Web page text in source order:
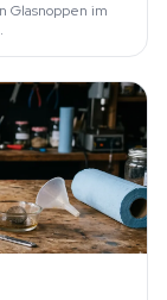
Glasnoppen im